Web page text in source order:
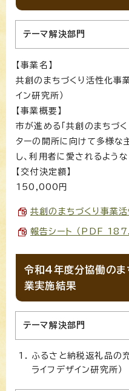
テーマ解決部門
【事業名】
共創のまちづくり活性化事
イン研究所）
【事業概要】
市が進める「共創のまちづ
ターの開所に向けて多様な
し、利用者に愛されるよう
【交付決定額】
150,000円
共創のまちづくり事業
報告シート （PDF
令和4年度分協働のま
業実施結果
テーマ解決部門
ふるさと納税返礼品の
ライフデザイン研究所）